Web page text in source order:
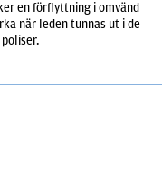
en förflyttning i omvänd
när leden tunnas ut i de